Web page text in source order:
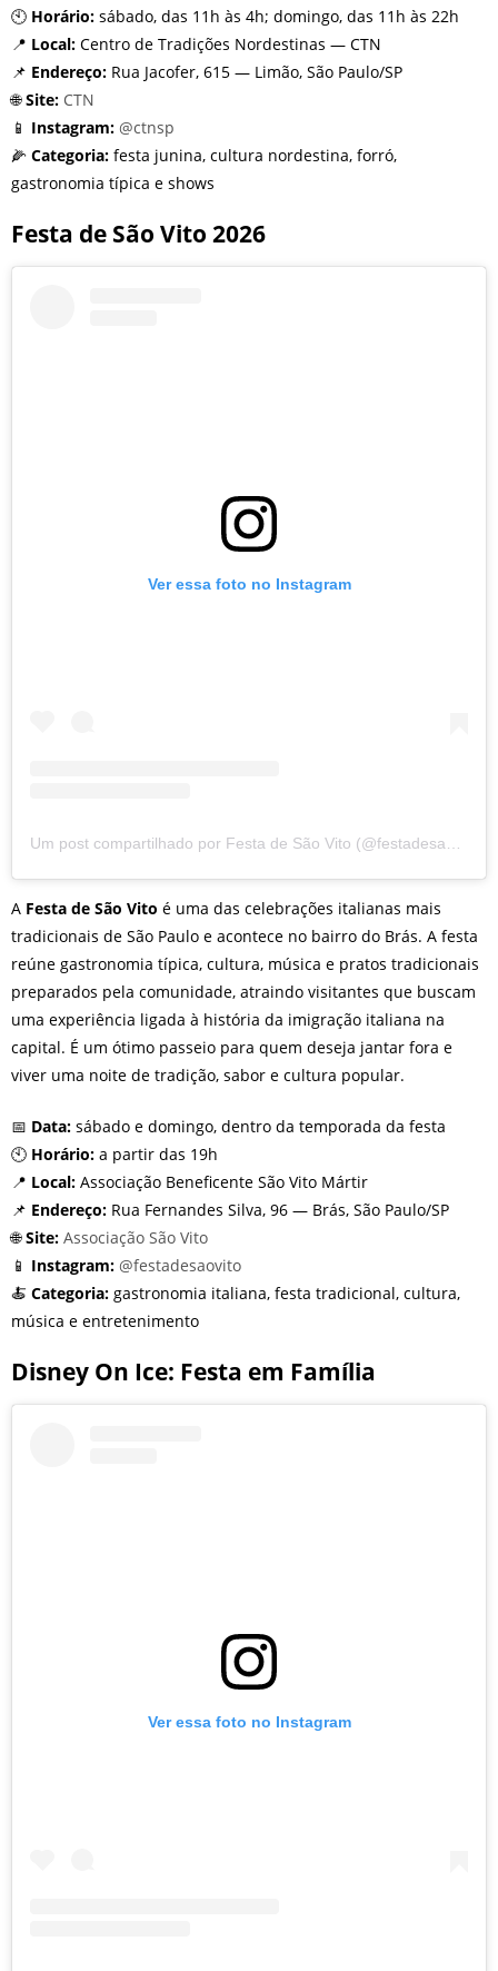
🕙 Horário: sábado, das 11h às 4h; domingo, das 11h às 22h
📍 Local: Centro de Tradições Nordestinas — CTN
📌 Endereço: Rua Jacofer, 615 — Limão, São Paulo/SP
🌐Site: CTN
📱 Instagram: @ctnsp
🌽 Categoria: festa junina, cultura nordestina, forró,
gastronomia típica e shows
Festa de São Vito 2026
Ver essa foto no Instagram
A Festa de São Vito é uma das celebrações italianas mais
tradicionais de São Paulo e acontece no bairro do Brás. A festa
reúne gastronomia típica, cultura, música e pratos tradicionais
preparados pela comunidade, atraindo visitantes que buscam
uma experiência ligada à história da imigração italiana na
capital. É um ótimo passeio para quem deseja jantar fora e
viver uma noite de tradição, sabor e cultura popular.
📅 Data: sábado e domingo, dentro da temporada da festa
🕙 Horário: a partir das 19h
📍 Local: Associação Beneficente São Vito Mártir
📌 Endereço: Rua Fernandes Silva, 96 — Brás, São Paulo/SP
🌐Site: Associação São Vito
📱 Instagram: @festadesaovito
🍝 Categoria: gastronomia italiana, festa tradicional, cultura,
música e entretenimento
Disney On Ice: Festa em Família
Ver essa foto no Instagram